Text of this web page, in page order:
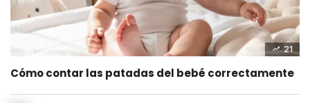
21
Cómo contar las patadas del bebé correctamente